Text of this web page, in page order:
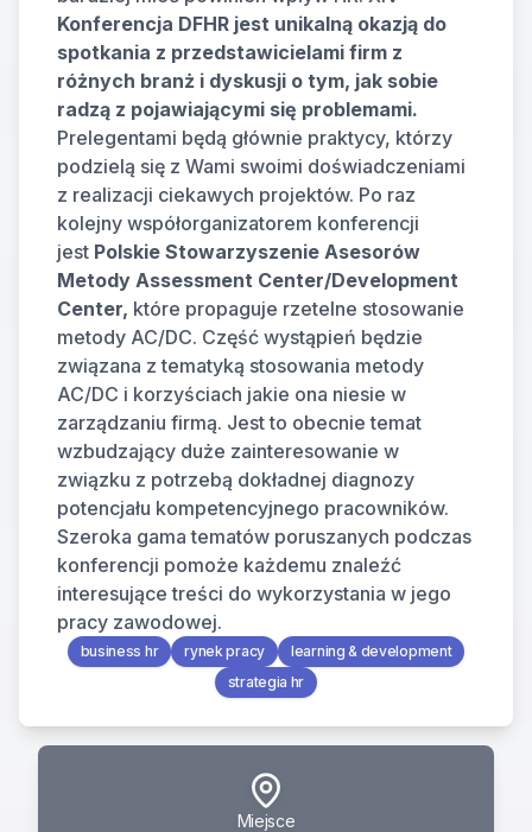
Konferencja DFHR jest unikalną okazją do
spotkania z przedstawicielami firm z
różnych branż i dyskusji o tym, jak sobie
radzą z pojawiającymi się problemami.
Prelegentami będą głównie praktycy, którzy
podzielą się z Wami swoimi doświadczeniami
z realizacji ciekawych projektów. Po raz
kolejny współorganizatorem konferencji
jest Polskie Stowarzyszenie Asesorów
Metody Assessment Center/Development
Center, które propaguje rzetelne stosowanie
metody AC/DC. Część wystąpień będzie
związana z tematyką stosowania metody
AC/DC i korzyściach jakie ona niesie w
zarządzaniu firmą. Jest to obecnie temat
wzbudzający duże zainteresowanie w
związku z potrzebą dokładnej diagnozy
potencjału kompetencyjnego pracowników.
Szeroka gama tematów poruszanych podczas
konferencji pomoże każdemu znaleźć
interesujące treści do wykorzystania w jego
pracy zawodowej.
business hr rynek pracy
learning & development
strategia hr
Miejsce